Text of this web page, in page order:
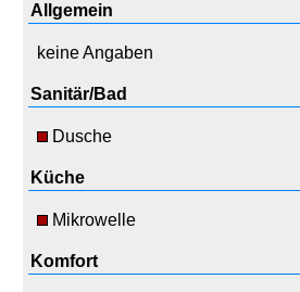
Allgemein
keine Angaben
Sanitär/Bad
Dusche
Küche
Mikrowelle
Komfort